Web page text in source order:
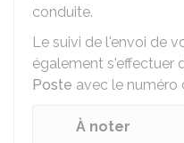
conduite.
Le suivi de l'envoi de
également s'effectuer
Poste avec le numéro
À noter